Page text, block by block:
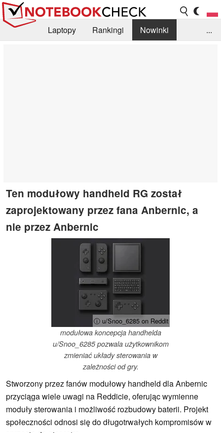
Laptopy Rankingi
Nowinki
...
Ten modułowy handheld RG został
zaprojektowany przez fana Anbernic, a
nie przez Anbernic
ⓘ u/Snoo_6285 on Reddit
modułowa koncepcja handhelda
u/Snoo_6285 pozwala użytkownikom
zmieniać układy sterowania w
zależności od gry.
Stworzony przez fanów modułowy handheld dla Anbernic
przyciąga wiele uwagi na Reddicie, oferując wymienne
moduły sterowania i możliwość rozbudowy baterii. Projekt
społeczności odnosi się do długotrwałych kompromisów w